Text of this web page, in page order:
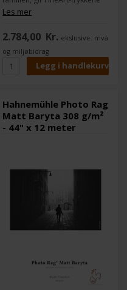
en helt unik karakter og
kunstnerisk tone.
inneholder ingen optiske
blekemidler og har en veldig
fin, diskret overflate.
Kombinert med det matte
førsteklasses blekkbelegget
imponerende gjengivelse av
livlige farger, detaljer og dype
svarte farger.
Les mer
2.784,00 Kr. ekslusive. mva
og miljøbidrag
Hahnemühle Photo Rag
Matt Baryta 308 g/m²
- 44" x 12 meter